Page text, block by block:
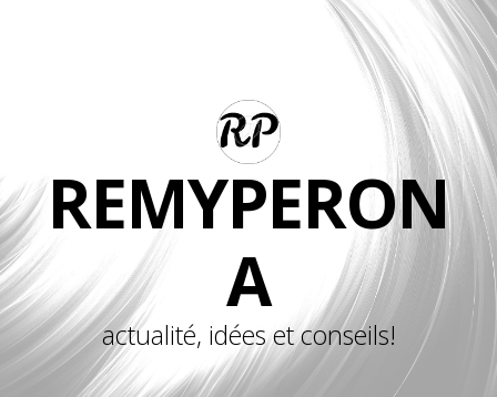
REMYPERON
A
actualité, idées et conseils!